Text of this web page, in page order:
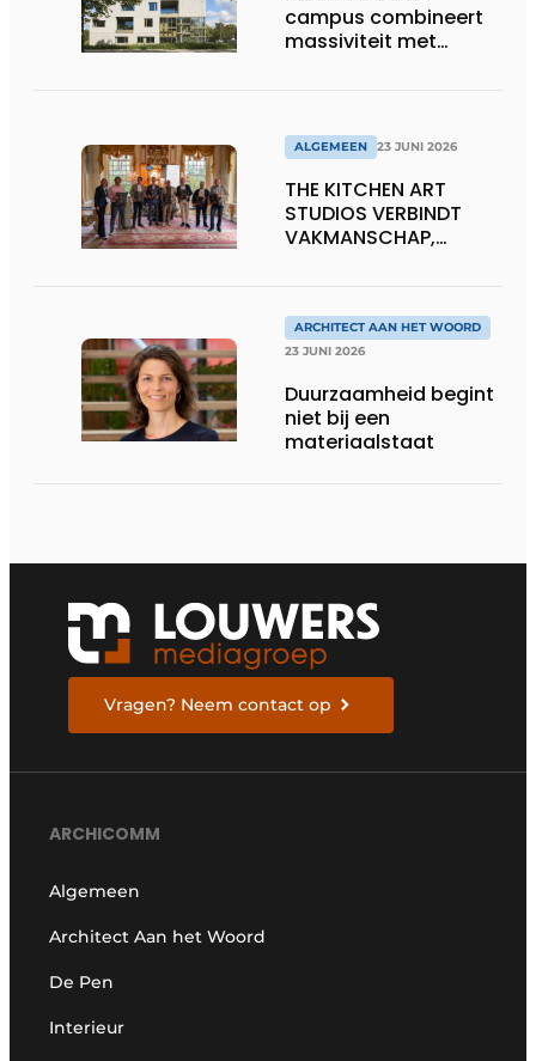
campus combineert
massiviteit met
ALGEMEEN 23 JUNI 2026
THE KITCHEN ART
STUDIOS VERBINDT
VAKMANSCHAP,
DE LEEFKEUKEN VAN DE
TOEKOMST
ARCHITECT AAN HET WOORD
23 JUNI 2026
Duurzaamheid begint
niet bij een
materiaalstaat
Vragen? Neem contact op
ARCHICOMM
Algemeen
Architect Aan het Woord
De Pen
Interieur